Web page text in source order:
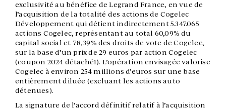
exclusivité au bénéfice de Legrand France, en vue de
l’acquisition de la totalité des actions de Cogelec
Développement qui détient indirectement 5.347.065
actions Cogelec, représentant au total 60,09% du
capital social et 78,39% des droits de vote de Cogelec,
sur la base d’un prix de 29 euros par action Cogelec
(coupon 2024 détaché1). L’opération envisagée valorise
Cogelec à environ 254 millions d’euros sur une base
entièrement diluée (excluant les actions auto
détenues).
La signature de l’accord définitif relatif à l’acquisition